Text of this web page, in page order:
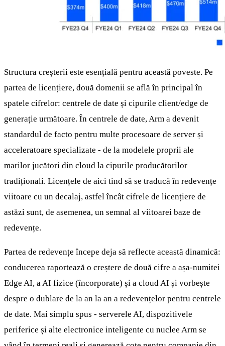
Structura creșterii este esențială pentru această poveste. Pe
partea de licențiere, două domenii se află în principal în
spatele cifrelor: centrele de date și cipurile client/edge de
generație următoare. În centrele de date, Arm a devenit
standardul de facto pentru multe procesoare de server și
acceleratoare specializate - de la modelele proprii ale
marilor jucători din cloud la cipurile producătorilor
tradiționali. Licențele de aici tind să se traducă în redevențe
viitoare cu un decalaj, astfel încât cifrele de licențiere de
astăzi sunt, de asemenea, un semnal al viitoarei baze de
redevențe.
Partea de redevențe începe deja să reflecte această dinamică:
conducerea raportează o creștere de două cifre a așa-numitei
Edge AI, a AI fizice (încorporate) și a cloud AI și vorbește
despre o dublare de la an la an a redevențelor pentru centrele
de date. Mai simplu spus - serverele AI, dispozitivele
periferice și alte electronice inteligente cu nuclee Arm se